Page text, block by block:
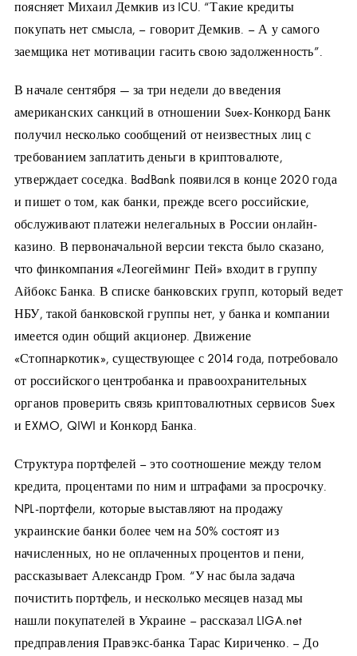
поясняет Михаил Демкив из ICU. “Такие кредиты
покупать нет смысла, – говорит Демкив. – А у самого
заемщика нет мотивации гасить свою задолженность”.
В начале сентября — за три недели до введения
американских санкций в отношении Suex-Конкорд Банк
получил несколько сообщений от неизвестных лиц с
требованием заплатить деньги в криптовалюте,
утверждает соседка. BadBank появился в конце 2020 года
и пишет о том, как банки, прежде всего российские,
обслуживают платежи нелегальных в России онлайн-
казино. В первоначальной версии текста было сказано,
что финкомпания «Леогейминг Пей» входит в группу
Айбокс Банка. В списке банковских групп, который ведет
НБУ, такой банковской группы нет, у банка и компании
имеется один общий акционер. Движение
«Стопнаркотик», существующее с 2014 года, потребовало
от российского центробанка и правоохранительных
органов проверить связь криптовалютных сервисов Suex
и EXMO, QIWI и Конкорд Банка.
Структура портфелей – это соотношение между телом
кредита, процентами по ним и штрафами за просрочку.
NPL-портфели, которые выставляют на продажу
украинские банки более чем на 50% состоят из
начисленных, но не оплаченных процентов и пени,
рассказывает Александр Гром. “У нас была задача
почистить портфель, и несколько месяцев назад мы
нашли покупателей в Украине – рассказал LIGA.net
предправления Правэкс-банка Тарас Кириченко. – До